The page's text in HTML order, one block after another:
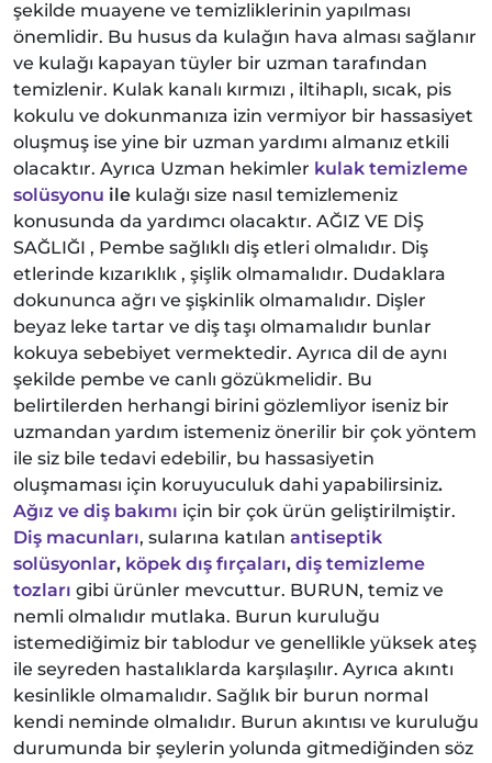
şekilde muayene ve temizliklerinin yapılması
önemlidir. Bu husus da kulağın hava alması sağlanır
ve kulağı kapayan tüyler bir uzman tarafından
temizlenir. Kulak kanalı kırmızı , iltihaplı, sıcak, pis
kokulu ve dokunmanıza izin vermiyor bir hassasiyet
oluşmuş ise yine bir uzman yardımı almanız etkili
olacaktır. Ayrıca Uzman hekimler kulak temizleme
solüsyonu ile kulağı size nasıl temizlemeniz
konusunda da yardımcı olacaktır. AĞIZ VE DİŞ
SAĞLIĞI , Pembe sağlıklı diş etleri olmalıdır. Diş
etlerinde kızarıklık , şişlik olmamalıdır. Dudaklara
dokununca ağrı ve şişkinlik olmamalıdır. Dişler
beyaz leke tartar ve diş taşı olmamalıdır bunlar
kokuya sebebiyet vermektedir. Ayrıca dil de aynı
şekilde pembe ve canlı gözükmelidir. Bu
belirtilerden herhangi birini gözlemliyor iseniz bir
uzmandan yardım istemeniz önerilir bir çok yöntem
ile siz bile tedavi edebilir, bu hassasiyetin
oluşmaması için koruyuculuk dahi yapabilirsiniz.
Ağız ve diş bakımı için bir çok ürün geliştirilmiştir.
Diş macunları, sularına katılan antiseptik
solüsyonlar, köpek dış fırçaları, diş temizleme
tozları gibi ürünler mevcuttur. BURUN, temiz ve
nemli olmalıdır mutlaka. Burun kuruluğu
istemediğimiz bir tablodur ve genellikle yüksek ateş
ile seyreden hastalıklarda karşılaşılır. Ayrıca akıntı
kesinlikle olmamalıdır. Sağlık bir burun normal
kendi neminde olmalıdır. Burun akıntısı ve kuruluğu
durumunda bir şeylerin yolunda gitmediğinden söz